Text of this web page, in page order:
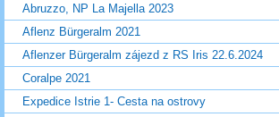
Abruzzo, NP La Majella 2023
Aflenz Bürgeralm 2021
Aflenzer Bürgeralm zájezd z RS Iris 22.6.2024
Coralpe 2021
Expedice Istrie 1- Cesta na ostrovy